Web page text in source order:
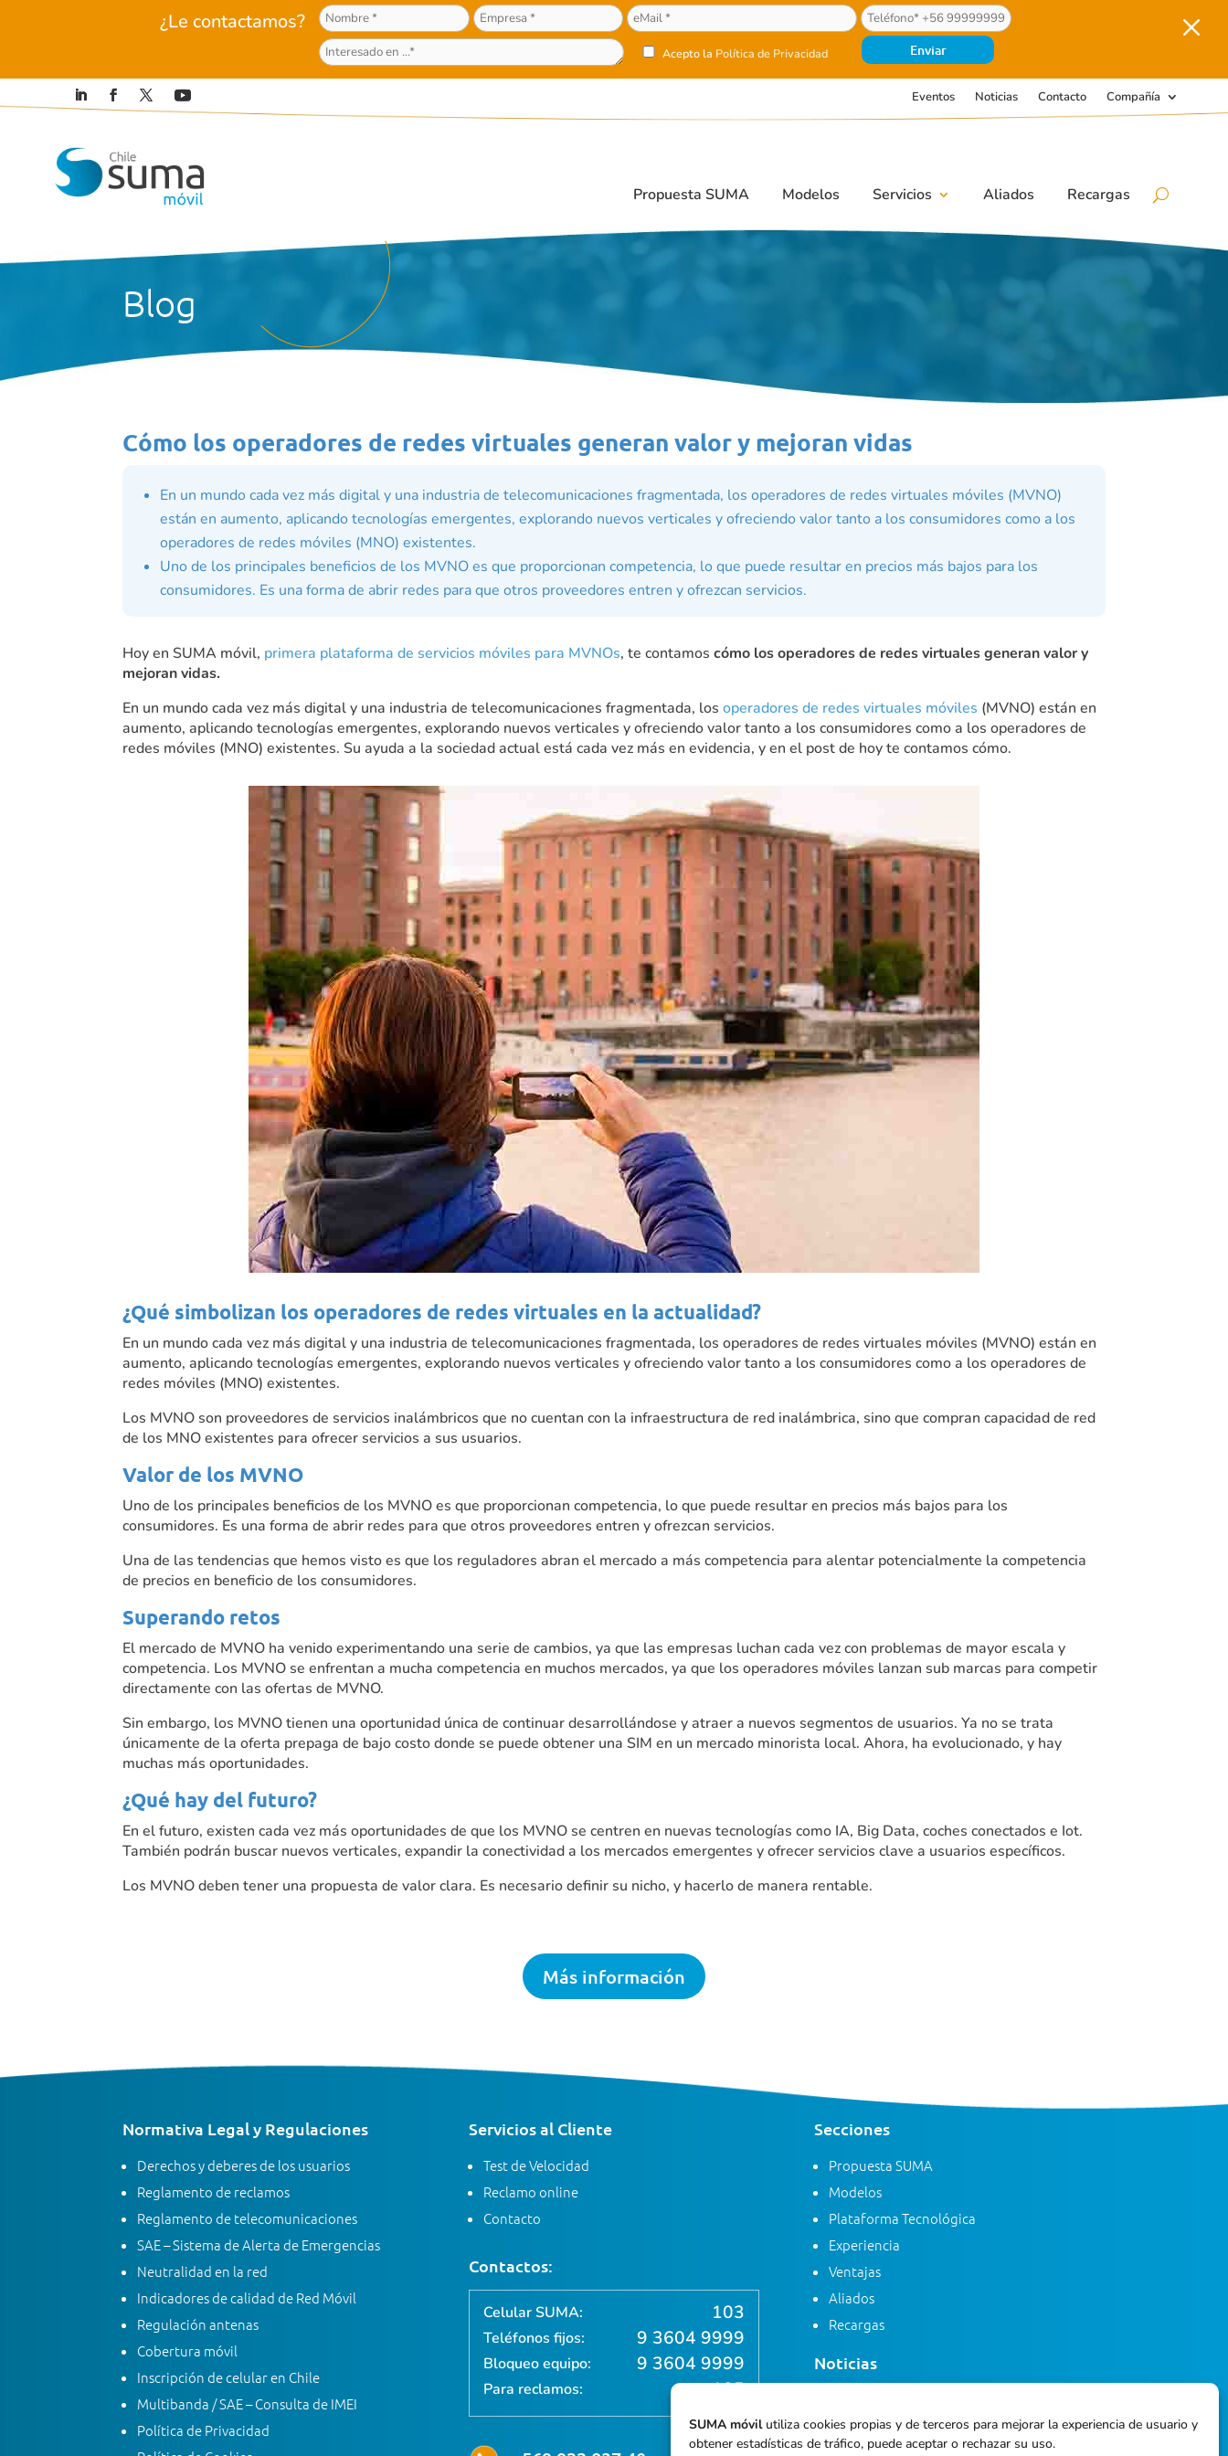
SUMA móvilutiliza cookies propias y de terceros para mejorar la experiencia de usuario y
obtener estadísticas de tráfico, puede aceptar o rechazar su uso.
¿Le contactamos?
Acepto la Política de Privacidad
M
Eventos Noticias Contacto Compañía
Propuesta SUMA Modelos Servicios Aliados Recargas
Blog
Cómo los operadores de redes virtuales generan valor y mejoran vidas
En un mundo cada vez más digital y una industria de telecomunicaciones fragmentada, los operadores de redes virtuales móviles (MVNO)
están en aumento, aplicando tecnologías emergentes, explorando nuevos verticales y ofreciendo valor tanto a los consumidores como a los
operadores de redes móviles (MNO) existentes.
Uno de los principales beneficios de los MVNO es que proporcionan competencia, lo que puede resultar en precios más bajos para los
consumidores. Es una forma de abrir redes para que otros proveedores entren y ofrezcan servicios.
Hoy en SUMA móvil, primera plataforma de servicios móviles para MVNOs, te contamoscómo los operadores de redes virtuales generan valor y
mejoran vidas.
En un mundo cada vez más digital y una industria de telecomunicaciones fragmentada, losoperadores de redes virtuales móviles (MVNO) están en
aumento, aplicando tecnologías emergentes, explorando nuevos verticales y ofreciendo valor tanto a los consumidores como a los operadores de
redes móviles (MNO) existentes. Su ayuda a la sociedad actual está cada vez más en evidencia, y en el post de hoy te contamos cómo.
¿Qué simbolizan los operadores de redes virtuales en la actualidad?
En un mundo cada vez más digital y una industria de telecomunicaciones fragmentada, los operadores de redes virtuales móviles (MVNO) están en
aumento, aplicando tecnologías emergentes, explorando nuevos verticales y ofreciendo valor tanto a los consumidores como a los operadores de
redes móviles (MNO) existentes.
Los MVNO son proveedores de servicios inalámbricos que no cuentan con la infraestructura de red inalámbrica, sino que compran capacidad de red
de los MNO existentes para ofrecer servicios a sus usuarios.
Valor de los MVNO
Uno de los principales beneficios de los MVNO es que proporcionan competencia, lo que puede resultar en precios más bajos para los
consumidores. Es una forma de abrir redes para que otros proveedores entren y ofrezcan servicios.
Una de las tendencias que hemos visto es que los reguladores abran el mercado a más competencia para alentar potencialmente la competencia
de precios en beneficio de los consumidores.
Superando retos
El mercado de MVNO ha venido experimentando una serie de cambios, ya que las empresas luchan cada vez con problemas de mayor escala y
competencia. Los MVNO se enfrentan a mucha competencia en muchos mercados, ya que los operadores móviles lanzan sub marcas para competir
directamente con las ofertas de MVNO.
Sin embargo, los MVNO tienen una oportunidad única de continuar desarrollándose y atraer a nuevos segmentos de usuarios. Ya no se trata
únicamente de la oferta prepaga de bajo costo donde se puede obtener una SIM en un mercado minorista local. Ahora, ha evolucionado, y hay
muchas más oportunidades.
¿Qué hay del futuro?
En el futuro, existen cada vez más oportunidades de que los MVNO se centren en nuevas tecnologías como IA, Big Data, coches conectados e Iot.
También podrán buscar nuevos verticales, expandir la conectividad a los mercados emergentes y ofrecer servicios clave a usuarios específicos.
Los MVNO deben tener una propuesta de valor clara. Es necesario definir su nicho, y hacerlo de manera rentable.
Más información
Normativa Legal y Regulaciones
Derechos y deberes de los usuarios
Reglamento de reclamos
Reglamento de telecomunicaciones
SAE – Sistema de Alerta de Emergencias
Neutralidad en la red
Indicadores de calidad de Red Móvil
Regulación antenas
Cobertura móvil
Inscripción de celular en Chile
Multibanda / SAE – Consulta de IMEI
Política de Privacidad
Servicios al Cliente
Test de Velocidad
Reclamo online
Contacto
Contactos:
Celular SUMA: 103
Teléfonos fijos: 9 3604 9999
Bloqueo equipo: 9 3604 9999
Para reclamos: 105
Secciones
Propuesta SUMA
Modelos
Plataforma Tecnológica
Experiencia
Ventajas
Aliados
Recargas
Noticias
Blog